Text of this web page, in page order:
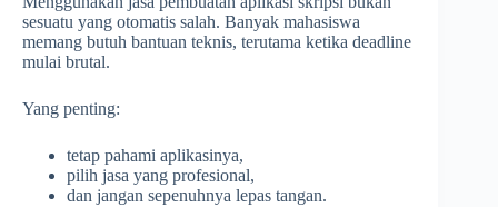
sesuatu yang otomatis salah. Banyak mahasiswa
memang butuh bantuan teknis, terutama ketika deadline
mulai brutal.
Yang penting:
tetap pahami aplikasinya,
pilih jasa yang profesional,
dan jangan sepenuhnya lepas tangan.